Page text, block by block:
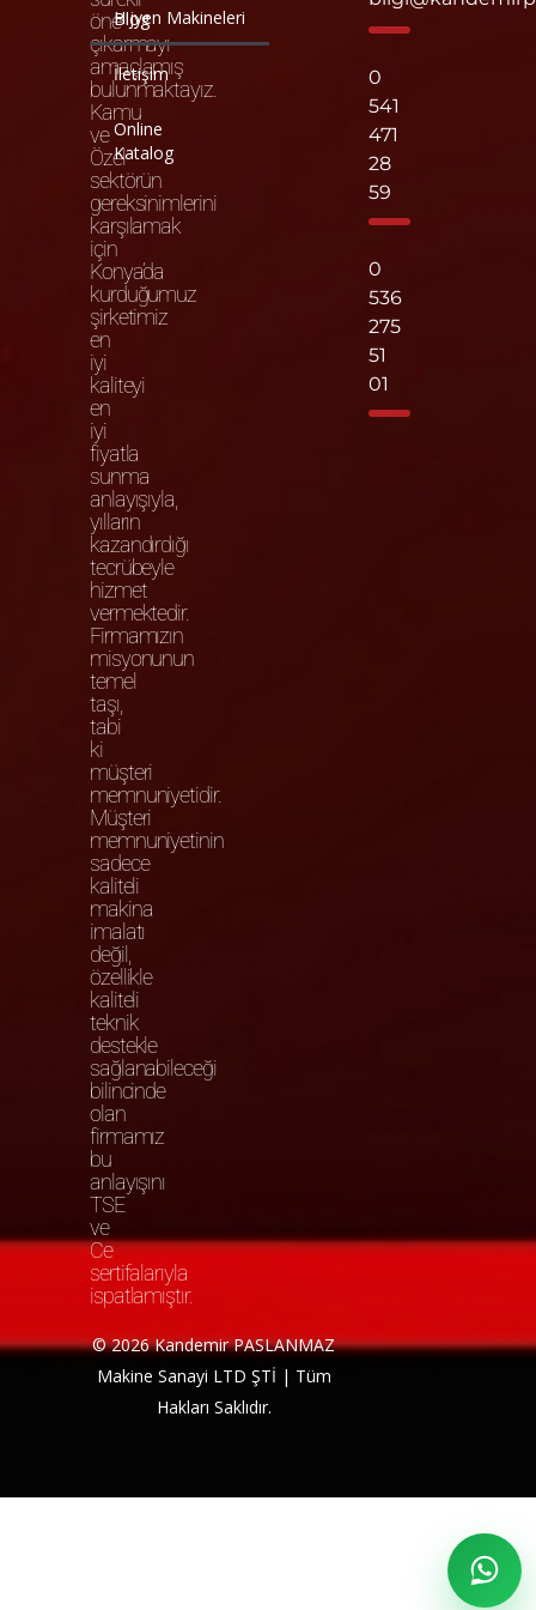
öne
çıkarmayı
amaçlamış
bulunmaktayız.
Kamu
ve
Özel
sektörün
gereksinimlerini
karşılamak
için
Konya’da
kurduğumuz
şirketimiz
en
iyi
kaliteyi
en
iyi
fiyatla
sunma
anlayışıyla,
yılların
kazandırdığı
tecrübeyle
hizmet
vermektedir.
Firmamızın
misyonunun
temel
taşı,
tabi
ki
müşteri
memnuniyetidir.
Müşteri
memnuniyetinin
sadece
kaliteli
makina
imalatı
değil,
özellikle
kaliteli
teknik
destekle
sağlanabileceği
bilincinde
olan
firmamız
bu
anlayışını
TSE
ve
Ce
sertifalarıyla
ispatlamıştır.
Blog
İletişim
Online
Katalog
Hijyen Makineleri
0
541
471
28
59
0
536
275
51
01
© 2026 Kandemir PASLANMAZ
Makine Sanayi LTD ŞTİ | Tüm
Hakları Saklıdır.